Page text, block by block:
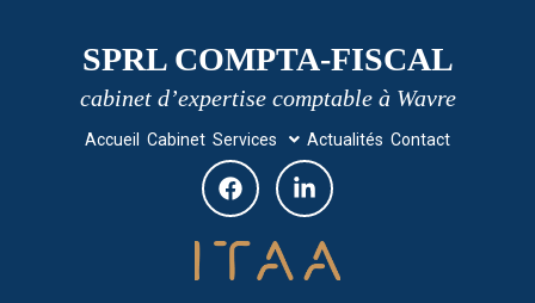
SPRL COMPTA-FISCAL
cabinet d’expertise comptable à Wavre
Accueil Cabinet Services Actualités Contact